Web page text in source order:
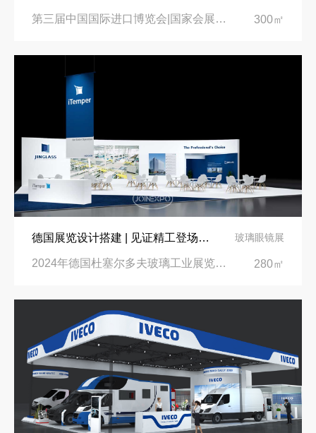
第三届中国国际进口博览会|国家会展中心 300㎡
德国展览设计搭建 | 见证精工登场玻璃工业展览会 Glasstec 2024 玻璃眼镜展
2024年德国杜塞尔多夫玻璃工业展览会Glasstec|德国杜塞尔多夫会展中心 280㎡